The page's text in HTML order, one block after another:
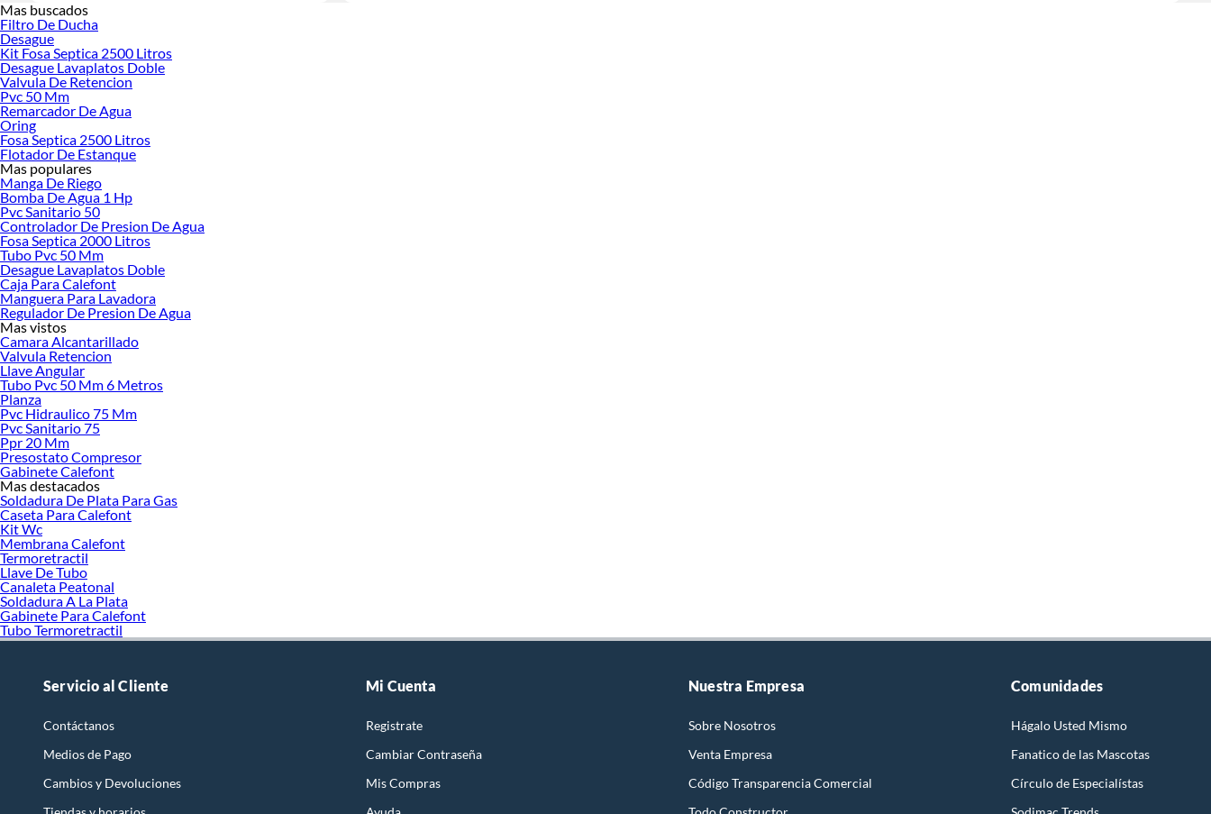
Mas buscados
Filtro De Ducha
Desague
Kit Fosa Septica 2500 Litros
Desague Lavaplatos Doble
Valvula De Retencion
Pvc 50 Mm
Remarcador De Agua
Oring
Fosa Septica 2500 Litros
Flotador De Estanque
Mas populares
Manga De Riego
Bomba De Agua 1 Hp
Pvc Sanitario 50
Controlador De Presion De Agua
Fosa Septica 2000 Litros
Tubo Pvc 50 Mm
Desague Lavaplatos Doble
Caja Para Calefont
Manguera Para Lavadora
Regulador De Presion De Agua
Mas vistos
Camara Alcantarillado
Valvula Retencion
Llave Angular
Tubo Pvc 50 Mm 6 Metros
Planza
Pvc Hidraulico 75 Mm
Pvc Sanitario 75
Ppr 20 Mm
Presostato Compresor
Gabinete Calefont
Mas destacados
Soldadura De Plata Para Gas
Caseta Para Calefont
Kit Wc
Membrana Calefont
Termoretractil
Llave De Tubo
Canaleta Peatonal
Soldadura A La Plata
Gabinete Para Calefont
Tubo Termoretractil
Servicio al Cliente
Contáctanos
Medios de Pago
Cambios y Devoluciones
Mi Cuenta
Registrate
Cambiar Contraseña
Mis Compras
Nuestra Empresa
Sobre Nosotros
Venta Empresa
Código Transparencia Comercial
Comunidades
Hágalo Usted Mismo
Fanatico de las Mascotas
Círculo de Especialístas